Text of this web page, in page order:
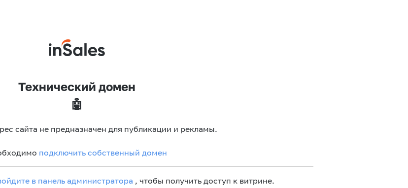
Технический домен
🤖
сайта не предназначен для публикации и рекламы.
подключить собственный домен
в панель администратора , чтобы получить доступ к витрине.